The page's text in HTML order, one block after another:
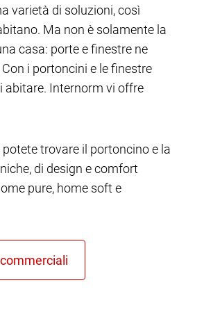
varietà di soluzioni, così
Ma non è solamente la
casa: porte e finestre ne
i portoncini e le finestre
abitare. Internorm vi offre
trovare il portoncino e la
di design e comfort
pure, home soft e